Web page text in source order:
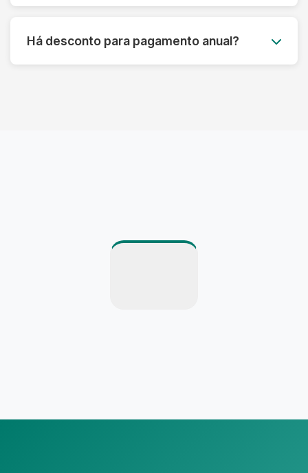
desperdício.
se às suas necessidades atuais.
Há desconto para pagamento anual?